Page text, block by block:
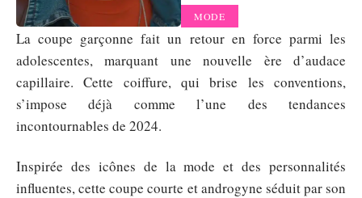
MODE
La coupe garçonne fait un retour en force parmi les
adolescentes, marquant une nouvelle ère d’audace
capillaire. Cette coiffure, qui brise les conventions,
s’impose déjà comme l’une des tendances
incontournables de 2024.
Inspirée des icônes de la mode et des personnalités
influentes, cette coupe courte et androgyne séduit par son